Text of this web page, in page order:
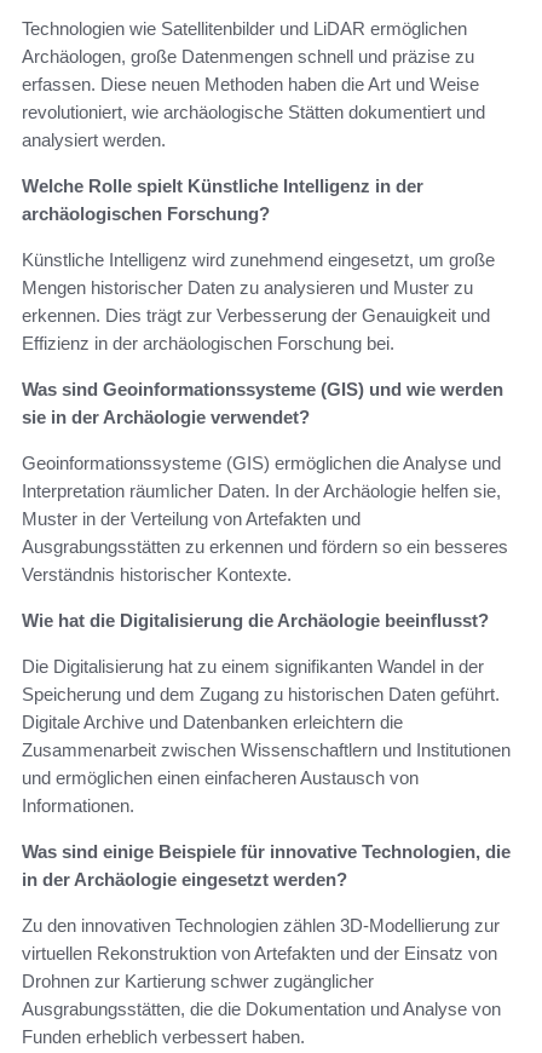
Technologien wie Satellitenbilder und LiDAR ermöglichen
Archäologen, große Datenmengen schnell und präzise zu
erfassen. Diese neuen Methoden haben die Art und Weise
revolutioniert, wie archäologische Stätten dokumentiert und
analysiert werden.
Welche Rolle spielt Künstliche Intelligenz in der
archäologischen Forschung?
Künstliche Intelligenz wird zunehmend eingesetzt, um große
Mengen historischer Daten zu analysieren und Muster zu
erkennen. Dies trägt zur Verbesserung der Genauigkeit und
Effizienz in der archäologischen Forschung bei.
Was sind Geoinformationssysteme (GIS) und wie werden
sie in der Archäologie verwendet?
Geoinformationssysteme (GIS) ermöglichen die Analyse und
Interpretation räumlicher Daten. In der Archäologie helfen sie,
Muster in der Verteilung von Artefakten und
Ausgrabungsstätten zu erkennen und fördern so ein besseres
Verständnis historischer Kontexte.
Wie hat die Digitalisierung die Archäologie beeinflusst?
Die Digitalisierung hat zu einem signifikanten Wandel in der
Speicherung und dem Zugang zu historischen Daten geführt.
Digitale Archive und Datenbanken erleichtern die
Zusammenarbeit zwischen Wissenschaftlern und Institutionen
und ermöglichen einen einfacheren Austausch von
Informationen.
Was sind einige Beispiele für innovative Technologien, die
in der Archäologie eingesetzt werden?
Zu den innovativen Technologien zählen 3D-Modellierung zur
virtuellen Rekonstruktion von Artefakten und der Einsatz von
Drohnen zur Kartierung schwer zugänglicher
Ausgrabungsstätten, die die Dokumentation und Analyse von
Funden erheblich verbessert haben.